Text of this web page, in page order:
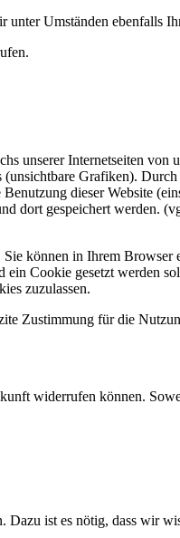
unter Umständen ebenfalls
unserer Internetseiten von
Grafiken).
dieser Website
dort gespeichert werden.
können in Ihrem
ein Cookie gesetzt werden
zuzulassen.
Zustimmung für die
widerrufen können.
ist es nötig, dass wir